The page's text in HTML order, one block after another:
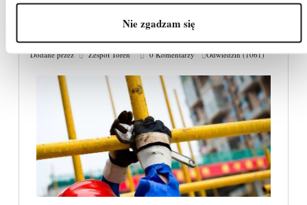
Nie zgadzam się
Jak zabezpieczyć rusztowanie aluminiowe
jezdne przed wiatrem i opadami?
Dodane przez Zespół Toren 0 Komentarzy Odwiedzin (1061)